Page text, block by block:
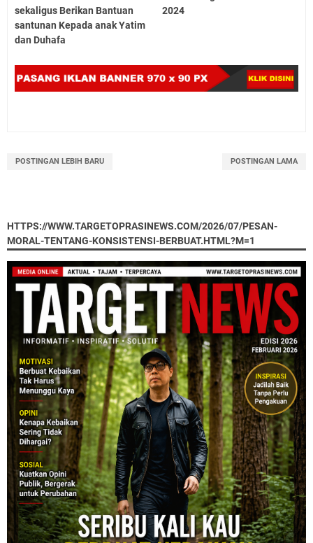
sekaligus Berikan Bantuan
santunan Kepada anak Yatim
dan Duhafa
2024
POSTINGAN LEBIH BARU POSTINGAN LAMA
HTTPS://WWW.TARGETOPRASINEWS.COM/2026/07/PESAN-
MORAL-TENTANG-KONSISTENSI-BERBUAT.HTML?M=1